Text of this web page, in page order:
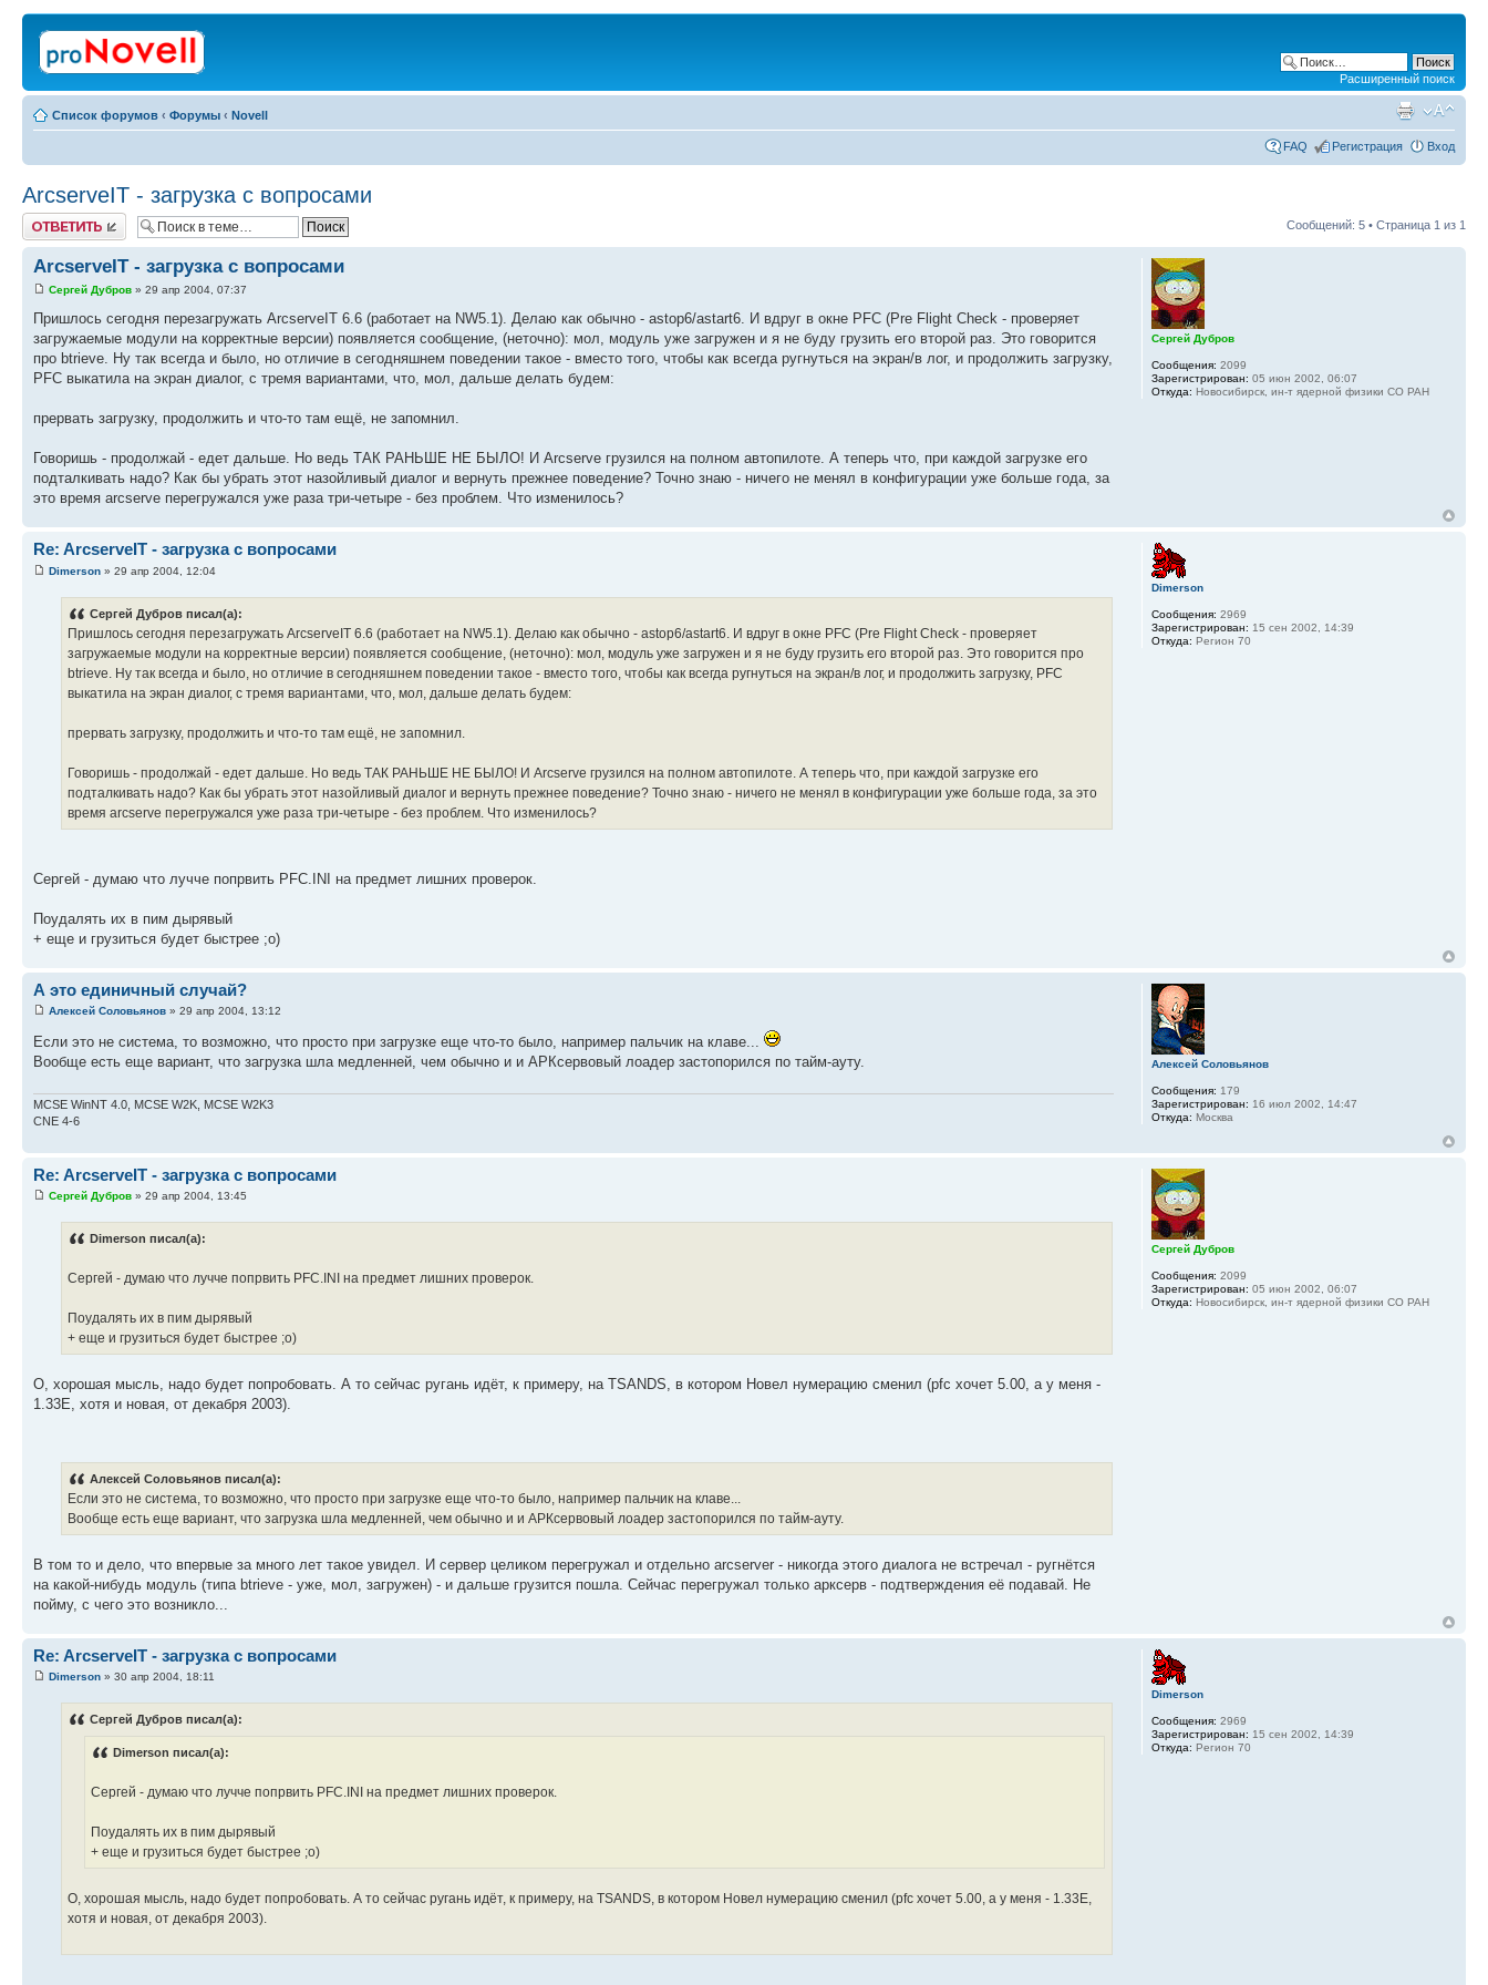
Расширенный поиск
Список форумов ‹ Форумы ‹ Novell
FAQ Регистрация Вход
ArcserveIT - загрузка с вопросами
Ответить Сообщений: 5 • Страница 1 из 1
ArcserveIT - загрузка с вопросами
Сергей Дубров » 29 апр 2004, 07:37
Пришлось сегодня перезагружать ArcserveIT 6.6 (работает на NW5.1). Делаю как обычно - astop6/astart6. И вдруг в окне PFC (Pre Flight Check - проверяет
загружаемые модули на корректные версии) появляется сообщение, (неточно): мол, модуль уже загружен и я не буду грузить его второй раз. Это говорится
про btrieve. Ну так всегда и было, но отличие в сегодняшнем поведении такое - вместо того, чтобы как всегда ругнуться на экран/в лог, и продолжить загрузку,
PFC выкатила на экран диалог, с тремя вариантами, что, мол, дальше делать будем:
прервать загрузку, продолжить и что-то там ещё, не запомнил.
Говоришь - продолжай - едет дальше. Но ведь ТАК РАНЬШЕ НЕ БЫЛО! И Arcserve грузился на полном автопилоте. А теперь что, при каждой загрузке его
подталкивать надо? Как бы убрать этот назойливый диалог и вернуть прежнее поведение? Точно знаю - ничего не менял в конфигурации уже больше года, за
это время arcserve перегружался уже раза три-четыре - без проблем. Что изменилось?
Сергей Дубров
Сообщения: 2099
Зарегистрирован: 05 июн 2002, 06:07
Откуда: Новосибирск, ин-т ядерной физики СО РАН
Re: ArcserveIT - загрузка с вопросами
Dimerson » 29 апр 2004, 12:04
Сергей Дубров писал(а):
Пришлось сегодня перезагружать ArcserveIT 6.6 (работает на NW5.1). Делаю как обычно - astop6/astart6. И вдруг в окне PFC (Pre Flight Check - проверяет
загружаемые модули на корректные версии) появляется сообщение, (неточно): мол, модуль уже загружен и я не буду грузить его второй раз. Это говорится про
btrieve. Ну так всегда и было, но отличие в сегодняшнем поведении такое - вместо того, чтобы как всегда ругнуться на экран/в лог, и продолжить загрузку, PFC
выкатила на экран диалог, с тремя вариантами, что, мол, дальше делать будем:
прервать загрузку, продолжить и что-то там ещё, не запомнил.
Говоришь - продолжай - едет дальше. Но ведь ТАК РАНЬШЕ НЕ БЫЛО! И Arcserve грузился на полном автопилоте. А теперь что, при каждой загрузке его
подталкивать надо? Как бы убрать этот назойливый диалог и вернуть прежнее поведение? Точно знаю - ничего не менял в конфигурации уже больше года, за это
время arcserve перегружался уже раза три-четыре - без проблем. Что изменилось?
Сергей - думаю что лучче попрвить PFC.INI на предмет лишних проверок.
Поудалять их в пим дырявый
+ еще и грузиться будет быстрее ;o)
Dimerson
Сообщения: 2969
Зарегистрирован: 15 сен 2002, 14:39
Откуда: Регион 70
А это единичный случай?
Алексей Соловьянов » 29 апр 2004, 13:12
Если это не система, то возможно, что просто при загрузке еще что-то было, например пальчик на клаве...
Вообще есть еще вариант, что загрузка шла медленней, чем обычно и и АРКсервовый лоадер застопорился по тайм-ауту.
MCSE WinNT 4.0, MCSE W2K, MCSE W2K3
CNE 4-6
Алексей Соловьянов
Сообщения: 179
Зарегистрирован: 16 июл 2002, 14:47
Откуда: Москва
Re: ArcserveIT - загрузка с вопросами
Сергей Дубров » 29 апр 2004, 13:45
Dimerson писал(а):
Сергей - думаю что лучче попрвить PFC.INI на предмет лишних проверок.
Поудалять их в пим дырявый
+ еще и грузиться будет быстрее ;o)
О, хорошая мысль, надо будет попробовать. А то сейчас ругань идёт, к примеру, на TSANDS, в котором Новел нумерацию сменил (pfc хочет 5.00, а у меня -
1.33E, хотя и новая, от декабря 2003).
Алексей Соловьянов писал(а):
Если это не система, то возможно, что просто при загрузке еще что-то было, например пальчик на клаве...
Вообще есть еще вариант, что загрузка шла медленней, чем обычно и и АРКсервовый лоадер застопорился по тайм-ауту.
В том то и дело, что впервые за много лет такое увидел. И сервер целиком перегружал и отдельно arcserver - никогда этого диалога не встречал - ругнётся
на какой-нибудь модуль (типа btrieve - уже, мол, загружен) - и дальше грузится пошла. Сейчас перегружал только арксерв - подтверждения её подавай. Не
пойму, с чего это возникло...
Сергей Дубров
Сообщения: 2099
Зарегистрирован: 05 июн 2002, 06:07
Откуда: Новосибирск, ин-т ядерной физики СО РАН
Re: ArcserveIT - загрузка с вопросами
Dimerson » 30 апр 2004, 18:11
Сергей Дубров писал(а):
Dimerson писал(а):
Сергей - думаю что лучче попрвить PFC.INI на предмет лишних проверок.
Поудалять их в пим дырявый
+ еще и грузиться будет быстрее ;o)
О, хорошая мысль, надо будет попробовать. А то сейчас ругань идёт, к примеру, на TSANDS, в котором Новел нумерацию сменил (pfc хочет 5.00, а у меня - 1.33E,
хотя и новая, от декабря 2003).
Dimerson
Сообщения: 2969
Зарегистрирован: 15 сен 2002, 14:39
Откуда: Регион 70